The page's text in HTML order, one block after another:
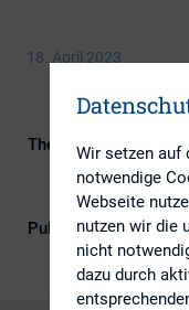
18. April 2023
Themengebiete
Publikationsform
Wir setzen auf
notwendige
Webseite
nutzen wir die
nicht
dazu durch